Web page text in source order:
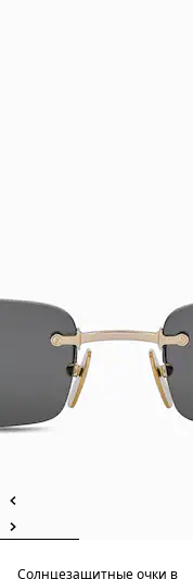
Солнцезащитные очки в